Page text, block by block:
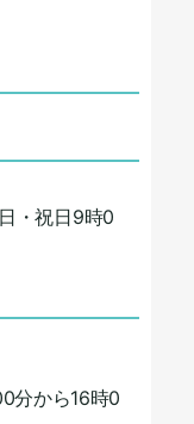
・祝日9時0
分から16時0